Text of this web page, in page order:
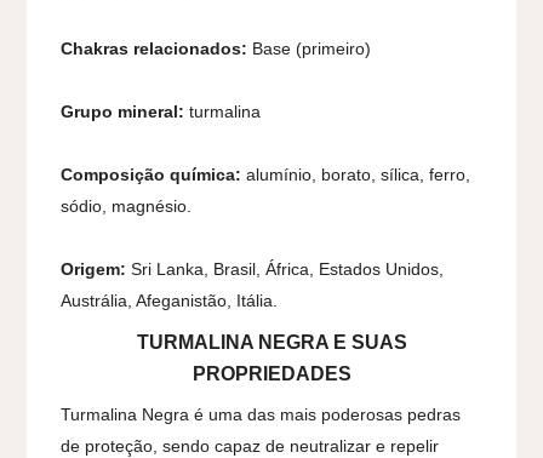
Chakras relacionados: Base (primeiro)
Grupo mineral:turmalina
Composição química:alumínio, borato, sílica, ferro,
sódio, magnésio.
Origem:Sri Lanka, Brasil, África, Estados Unidos,
Austrália, Afeganistão, Itália.
TURMALINA NEGRA E SUAS
PROPRIEDADES
Turmalina Negra é uma das mais poderosas pedras
de proteção, sendo capaz de neutralizar e repelir